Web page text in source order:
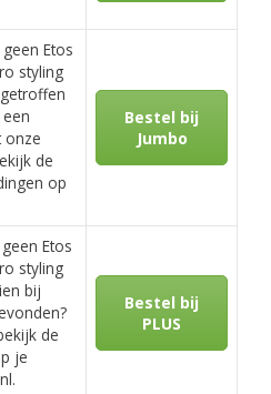
Etos
styling
onze
de
op
Bestel bij
Jumbo
Etos
styling
bij
de
je
Bestel bij
PLUS